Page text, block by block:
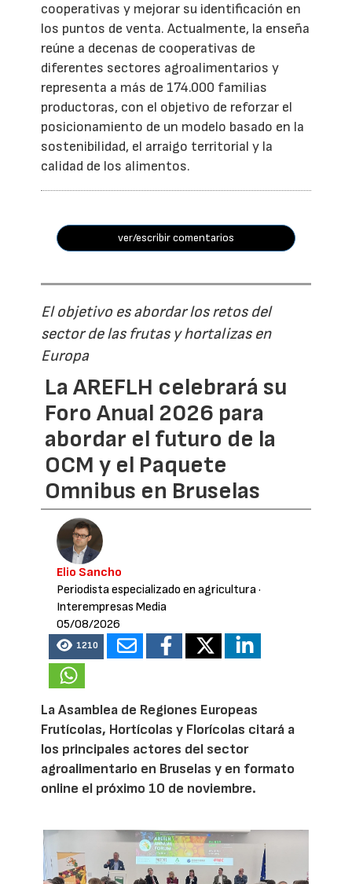
cooperativas y mejorar su identificación en
los puntos de venta. Actualmente, la enseña
reúne a decenas de cooperativas de
diferentes sectores agroalimentarios y
representa a más de 174.000 familias
productoras, con el objetivo de reforzar el
posicionamiento de un modelo basado en la
sostenibilidad, el arraigo territorial y la
calidad de los alimentos.
ver/escribir comentarios
El objetivo es abordar los retos del
sector de las frutas y hortalizas en
Europa
La AREFLH celebrará su
Foro Anual 2026 para
abordar el futuro de la
OCM y el Paquete
Omnibus en Bruselas
Elio Sancho
Periodista especializado en agricultura·
Interempresas Media
05/08/2026
1210
La Asamblea de Regiones Europeas
Frutícolas, Hortícolas y Florícolas citará a
los principales actores del sector
agroalimentario en Bruselas y en formato
online el próximo 10 de noviembre.